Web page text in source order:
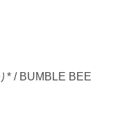
* / BUMBLE BEE